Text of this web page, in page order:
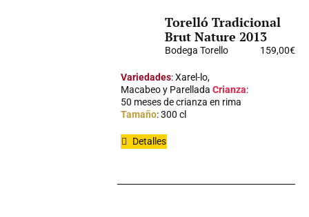
Torelló Tradicional
Brut Nature 2013
Bodega Torello 159,00€
Variedades: Xarel-lo,
Macabeo y Parellada Crianza:
50 meses de crianza en rima
Tamaño: 300 cl
Detalles